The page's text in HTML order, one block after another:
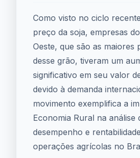
Como visto no ciclo
preço da soja, empresas
Oeste, que são as maiores
desse grão, tiveram um
significativo em seu valor
devido à demanda
movimento exemplifica a
Economia Rural na análise
desempenho e
operações agrícolas no